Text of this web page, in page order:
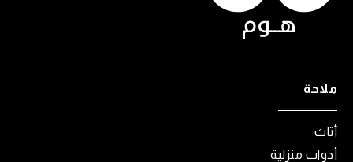
ملاحة
أثاث
أدوات منزلية